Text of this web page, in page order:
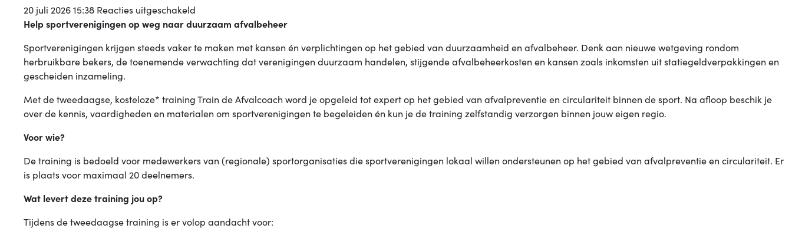
20 juli 2026 15:38 Reacties uitgeschakeld
Train
Afvalcoach
Help sportverenigingen op weg naar duurzaam afvalbeheer
Sportverenigingen krijgen steeds vaker te maken met kansen én verplichtingen op het gebied van duurzaamheid en afvalbeheer. Denk aan nieuwe wetgeving rondom
herbruikbare bekers, de toenemende verwachting dat verenigingen duurzaam handelen, stijgende afvalbeheerkosten en kansen zoals inkomsten uit statiegeldverpakkingen en
gescheiden inzameling.
Met de tweedaagse, kosteloze* trainingTrain de Afvalcoach word je opgeleid tot expert op het gebied van afvalpreventie en circulariteit binnen de sport. Na afloop beschik je
over de kennis, vaardigheden en materialen om sportverenigingen te begeleiden én kun je de training zelfstandig verzorgen binnen jouw eigen regio.
Voor wie?
De training is bedoeld voor medewerkers van (regionale) sportorganisaties die sportverenigingen lokaal willen ondersteunen op het gebied van afvalpreventie en circulariteit. Er
is plaats voor maximaal 20 deelnemers.
Wat levert deze training jou op?
Tijdens de tweedaagse training is er volop aandacht voor: